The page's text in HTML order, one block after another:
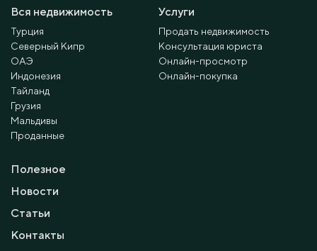
Вся недвижимость
Турция
Северный Кипр
ОАЭ
Индонезия
Тайланд
Грузия
Мальдивы
Проданные
Услуги
Продать недвижимость
Консультация юриста
Онлайн-просмотр
Онлайн-покупка
Полезное
Новости
Статьи
Контакты